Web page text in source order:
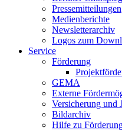
Pressemitteilungen
Medienberichte
Newsletterarchiv
Logos zum
Service
Förderung
GEMA
Externe
Versicherung und
Bildarchiv
Hilfe zu